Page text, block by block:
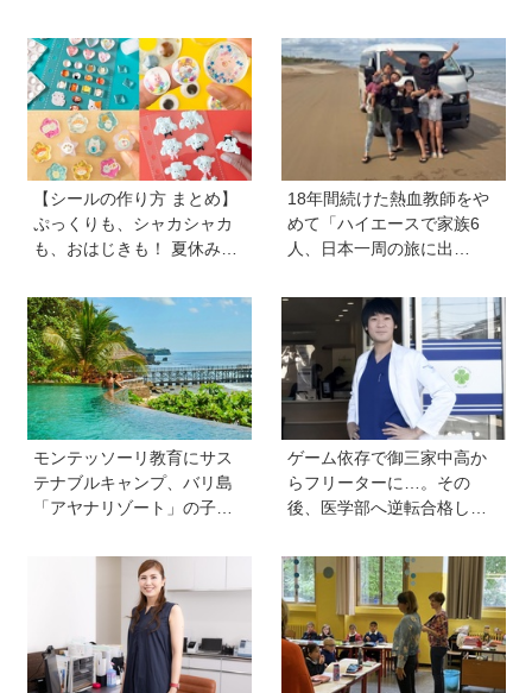
に入れて！
以上が美容に肯定的【HugK
um総研】
【シールの作り方 まとめ】
ぷっくりも、シャカシャカ
も、おはじきも！ 夏休みの
う♪
18年間続けた熱血教師をや
めて「ハイエースで家族6
人、日本一周の旅に出
きっかけに、新たな一歩を
踏み出した教師夫妻の決断
モンテッソーリ教育にサス
テナブルキャンプ、バリ島
「アヤナリゾート」の子ど
すぎる！ 家族でおすすめの
ゲーム依存で御三家中高か
らフリーターに…。その
後、医学部へ逆転合格した
経験が受験勉強に役立っ
た」そう考える背景とは